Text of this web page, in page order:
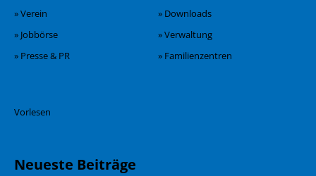
» Verein
» Downloads
» Jobbörse
» Verwaltung
» Presse & PR
» Familienzentren
Vorlesen
Neueste Beiträge